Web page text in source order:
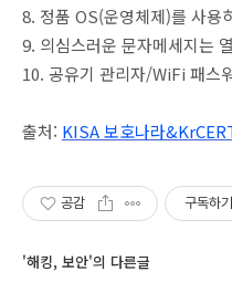
8. 정품 OS(운영체제)를 사용
9. 의심스러운 문자메세지는
10. 공유기 관리자/WiFi 패스
출처: KISA 보호나라
공감 구독하기
'해킹, 보안'의 다른글